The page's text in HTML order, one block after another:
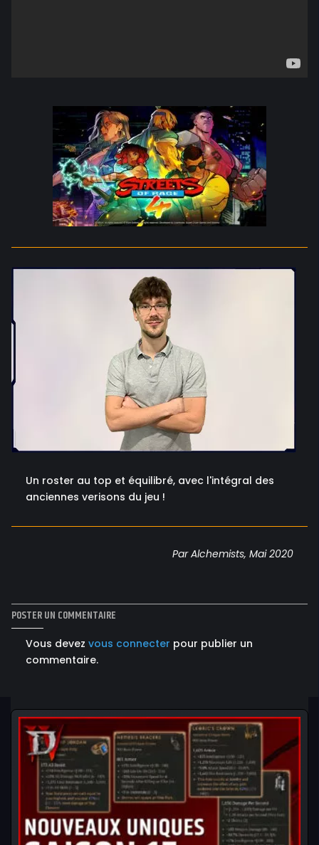
Un roster au top et équilibré, avec l'intégral des
anciennes verisons du jeu !
Par Alchemists, Mai 2020
POSTER UN COMMENTAIRE
Vous devez vous connecter pour publier un
commentaire.